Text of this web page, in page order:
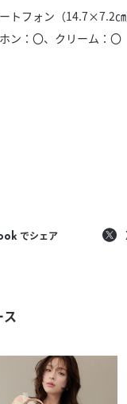
トフォン（14.7×7.2
ン：〇、クリーム：〇
でシェア